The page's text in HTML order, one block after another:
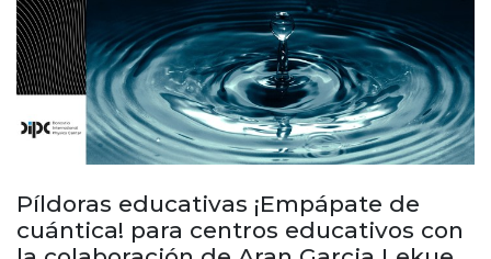
Píldoras educativas ¡Empápate de
cuántica! para centros educativos con